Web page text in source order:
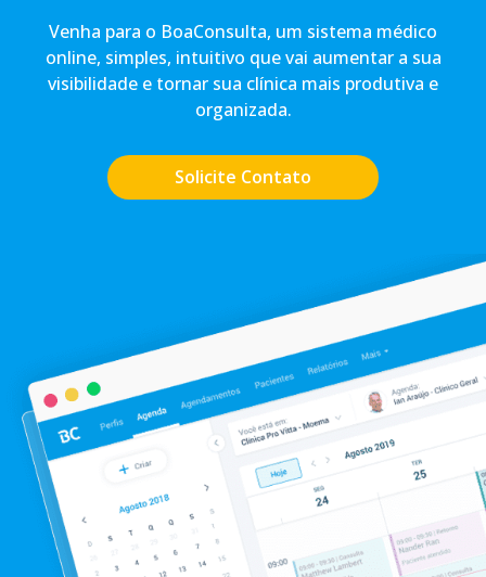
Venha para o BoaConsulta, um sistema médico
online, simples, intuitivo que vai aumentar a sua
visibilidade e tornar sua clínica mais produtiva e
organizada.
Solicite Contato